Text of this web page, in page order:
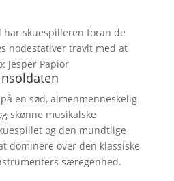
skuespilleren foran de
nodestativer travlt med at
Jesper Papior
på en sød, almenmenneskelig
skønne musikalske
og den mundtlige
dominere over den klassiske
særegenhed.